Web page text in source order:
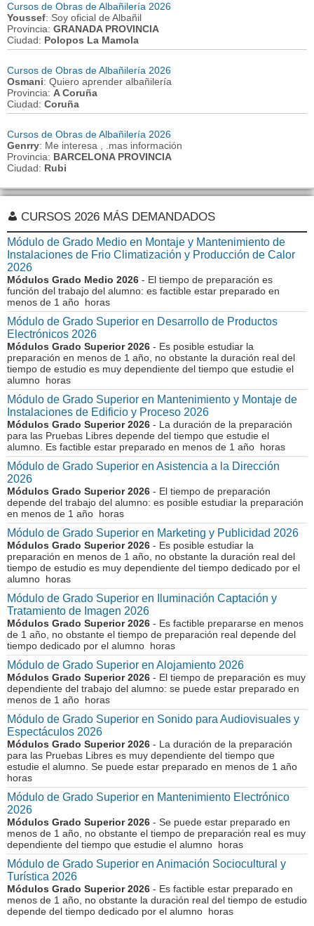
Cursos de Obras de Albañilería 2026
Youssef: Soy oficial de Albañil
Provincia: GRANADA PROVINCIA
Ciudad: Polopos La Mamola
Cursos de Obras de Albañilería 2026
Osmani: Quiero aprender albañilería
Provincia: A Coruña
Ciudad: Coruña
Cursos de Obras de Albañilería 2026
Genrry: Me interesa , .mas información
Provincia: BARCELONA PROVINCIA
Ciudad: Rubi
CURSOS 2026 MÁS DEMANDADOS
Módulo de Grado Medio en Montaje y Mantenimiento de
Instalaciones de Frio Climatización y Producción de Calor
2026
Módulos Grado Medio 2026 - El tiempo de preparación es
función del trabajo del alumno: es factible estar preparado en
menos de 1 año horas
Módulo de Grado Superior en Desarrollo de Productos
Electrónicos 2026
Módulos Grado Superior 2026 - Es posible estudiar la
preparación en menos de 1 año, no obstante la duración real del
tiempo de estudio es muy dependiente del tiempo que estudie el
alumno horas
Módulo de Grado Superior en Mantenimiento y Montaje de
Instalaciones de Edificio y Proceso 2026
Módulos Grado Superior 2026 - La duración de la preparación
para las Pruebas Libres depende del tiempo que estudie el
alumno. Es factible estar preparado en menos de 1 año horas
Módulo de Grado Superior en Asistencia a la Dirección
2026
Módulos Grado Superior 2026 - El tiempo de preparación
depende del trabajo del alumno: es posible estudiar la preparación
en menos de 1 año horas
Módulo de Grado Superior en Marketing y Publicidad 2026
Módulos Grado Superior 2026 - Es posible estudiar la
preparación en menos de 1 año, no obstante la duración real del
tiempo de estudio es muy dependiente del tiempo dedicado por el
alumno horas
Módulo de Grado Superior en Iluminación Captación y
Tratamiento de Imagen 2026
Módulos Grado Superior 2026 - Es factible prepararse en menos
de 1 año, no obstante el tiempo de preparación real depende del
tiempo dedicado por el alumno horas
Módulo de Grado Superior en Alojamiento 2026
Módulos Grado Superior 2026 - El tiempo de preparación es muy
dependiente del trabajo del alumno: se puede estar preparado en
menos de 1 año horas
Módulo de Grado Superior en Sonido para Audiovisuales y
Espectáculos 2026
Módulos Grado Superior 2026 - La duración de la preparación
para las Pruebas Libres es muy dependiente del tiempo que
estudie el alumno. Se puede estar preparado en menos de 1 año
horas
Módulo de Grado Superior en Mantenimiento Electrónico
2026
Módulos Grado Superior 2026 - Se puede estar preparado en
menos de 1 año, no obstante el tiempo de preparación real es muy
dependiente del tiempo que estudie el alumno horas
Módulo de Grado Superior en Animación Sociocultural y
Turística 2026
Módulos Grado Superior 2026 - Es factible estar preparado en
menos de 1 año, no obstante la duración real del tiempo de estudio
depende del tiempo dedicado por el alumno horas